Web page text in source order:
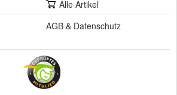
Alle Artikel
AGB & Datenschutz